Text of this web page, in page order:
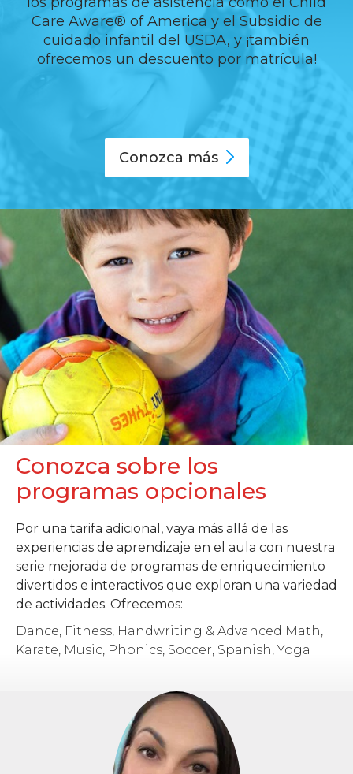
Care Aware® of America y el Subsidio de
cuidado infantil del USDA, y ¡también
ofrecemos un descuento por matrícula!
Conozca más
Conozca sobre los
programas opcionales
Por una tarifa adicional, vaya más allá de las
experiencias de aprendizaje en el aula con nuestra
serie mejorada de programas de enriquecimiento
divertidos e interactivos que exploran una variedad
de actividades. Ofrecemos:
Dance, Fitness, Handwriting & Advanced Math,
Karate, Music, Phonics, Soccer, Spanish, Yoga